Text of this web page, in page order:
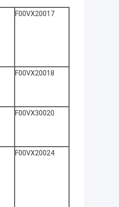
F00VX20017
F00VX20018
F00VX30020
F00VX20024